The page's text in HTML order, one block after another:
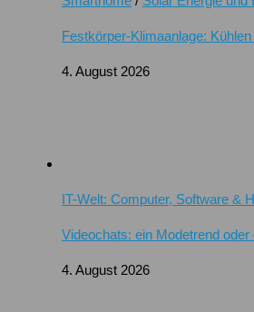
Festkörper-Klimaanlage:
4. August 2026
IT-Welt: Computer, Software &
Videochats: ein Modetrend
4. August 2026